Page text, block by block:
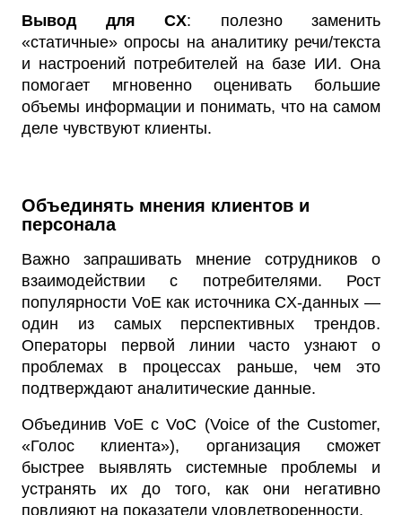
Вывод для CX: полезно заменить
«статичные» опросы на аналитику речи/текста
и настроений потребителей на базе ИИ. Она
помогает мгновенно оценивать большие
объемы информации и понимать, что на самом
деле чувствуют клиенты.
Объединять мнения клиентов и
персонала
Важно запрашивать мнение сотрудников о
взаимодействии с потребителями. Рост
популярности VoE как источника CX-данных —
один из самых перспективных трендов.
Операторы первой линии часто узнают о
проблемах в процессах раньше, чем это
подтверждают аналитические данные.
Объединив VoE с VoC (Voice of the Customer,
«Голос клиента»), организация сможет
быстрее выявлять системные проблемы и
устранять их до того, как они негативно
повлияют на показатели удовлетворенности.